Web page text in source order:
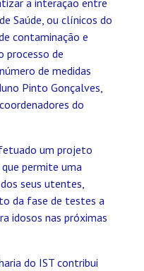
Saúde, ou clínicos do
contaminação e
processo de
de medidas
Pinto Gonçalves,
do
um projeto
permite uma
seus utentes,
da fase de testes a
idosos nas próximas
do IST contribui